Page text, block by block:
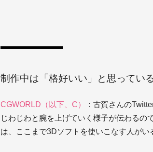
制作中は「格好いい」と思ってい
CGWORLD（以下、C）
：古賀さんの
じわじわと腕を上げていく様子が伝わるの
は、ここまで3Dソフトを使いこなす人がい